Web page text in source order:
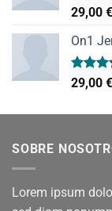
Valorado
con
de 5
29,00 €
On1
Valorado
con
29,00 €
SOBRE
Lorem ipsum